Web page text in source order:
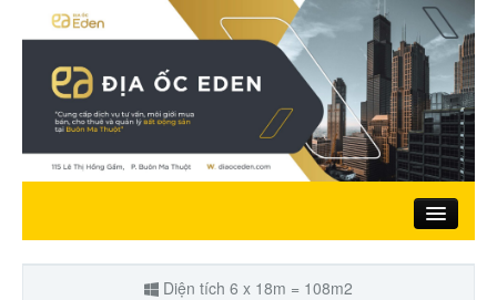
Trang chủ
Diện tích 6 x 18m = 108m2